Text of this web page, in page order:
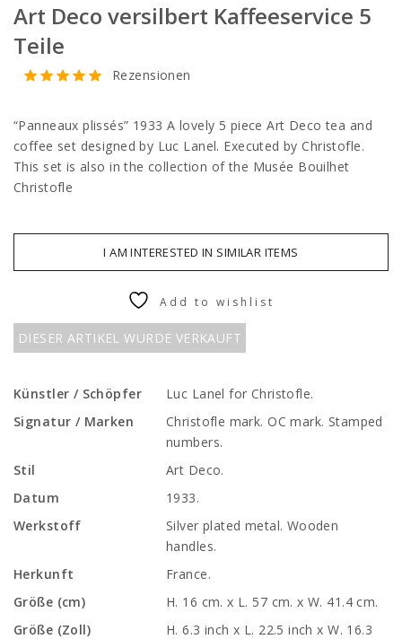
Art Deco versilbert Kaffeeservice 5
Teile
Rezensionen
“Panneaux plissés” 1933 A lovely 5 piece Art Deco tea and
coffee set designed by Luc Lanel. Executed by Christofle.
This set is also in the collection of the Musée Bouilhet
Christofle
I AM INTERESTED IN SIMILAR ITEMS
DIESER ARTIKEL WURDE VERKAUFT
Add to wishlist
Künstler / Schöpfer
Luc Lanel for Christofle.
Signatur / Marken
Christofle mark. OC mark. Stamped
numbers.
Stil
Art Deco.
Datum
1933.
Werkstoff
Silver plated metal. Wooden
handles.
Herkunft
France.
Größe (cm)
H. 16 cm. x L. 57 cm. x W. 41.4 cm.
Größe (Zoll)
H. 6.3 inch x L. 22.5 inch x W. 16.3